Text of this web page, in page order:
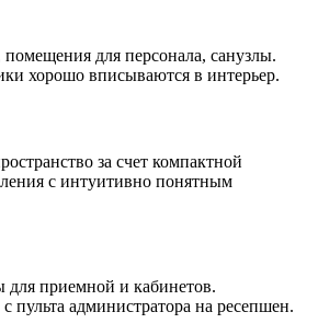
для персонала, санузлы.
хорошо вписываются в интерьер.
за счет компактной
с интуитивно понятным
для приемной и кабинетов.
пульта администратора на ресепшен.